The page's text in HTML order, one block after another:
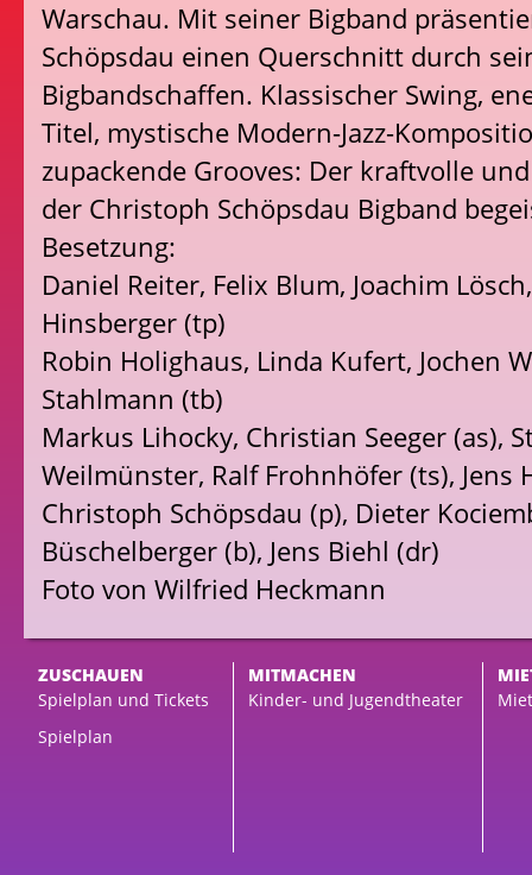
Warschau. Mit seiner Bigband
Schöpsdau einen Querschnitt durch
Bigbandschaffen. Klassischer Swing,
Titel, mystische Modern-Jazz-
zupackende Grooves: Der kraftvolle
der Christoph Schöpsdau Bigband
Besetzung:
Daniel Reiter, Felix Blum, Joachim
Hinsberger (tp)
Robin Holighaus, Linda Kufert, Jochen
Stahlmann (tb)
Markus Lihocky, Christian Seeger (as),
Weilmünster, Ralf Frohnhöfer (ts), Jens
Christoph Schöpsdau (p), Dieter
Büschelberger (b), Jens Biehl (dr)
Foto von Wilfried Heckmann
ZUSCHAUEN
Spielplan und Tickets
Spielplan
MITMACHEN
Kinder- und Jugendtheater